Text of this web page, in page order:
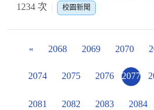
1234 次
校園新聞
« 2068 2069 2070
2074 2075 2076 2077
2081 2082 2083 2084